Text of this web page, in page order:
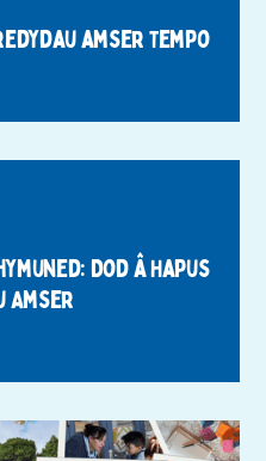
amser Tempo
Dod â Hapus
Amser